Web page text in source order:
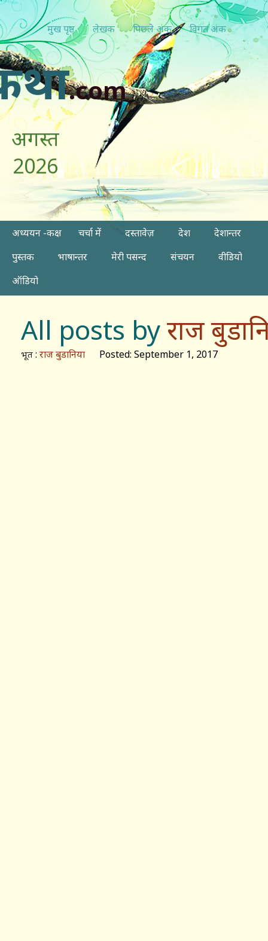
मुख पृष्ठ लेखक पिछ्ले अंक विगत अंक
.com
अगस्त
2026
अध्ययन -कक्ष चर्चा में दस्तावेज़ देश
देशान्तर
पुस्तक
भाषान्तर मेरी पसन्द संचयन
वीडियो
ऑडियो
All posts byराज
भूत : राज बुडानिया Posted: September 1, 2017